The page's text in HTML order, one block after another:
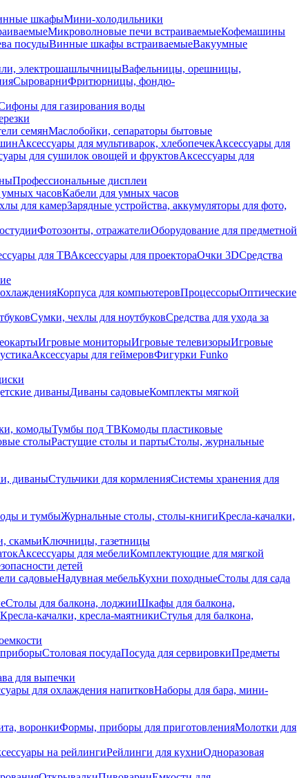
шкафыМини-холодильники
Микроволновые печи встраиваемыеКофемашины
посудыВинные шкафы встраиваемыеВакуумные
электрошашлычницыВафельницы, орешницы,
СыроварниФритюрницы, фондю-
для газирования воды
семянМаслобойки, сепараторы бытовые
Аксессуары для мультиварок, хлебопечекАксессуары для
для сушилок овощей и фруктовАксессуары для
Профессиональные дисплеи
часовКабели для умных часов
для камерЗарядные устройства, аккумуляторы для фото,
Фотозонты, отражателиОборудование для предметной
для ТВАксессуары для проектораОчки 3DСредства
Корпуса для компьютеровПроцессорыОптические
Сумки, чехлы для ноутбуковСредства для ухода за
Игровые мониторыИгровые телевизорыИгровые
Аксессуары для геймеровФигурки Funko
диваныДиваны садовыеКомплекты мягкой
комодыТумбы под ТВКомоды пластиковые
столыРастущие столы и партыСтолы, журнальные
диваныСтульчики для кормленияСистемы хранения для
и тумбыЖурнальные столы, столы-книгиКресла-качалки,
скамьиКлючницы, газетницы
Аксессуары для мебелиКомплектующие для мягкой
детей
садовыеНадувная мебельКухни походныеСтолы для сада
Столы для балкона, лоджииШкафы для балкона,
Кресла-качалки, кресла-маятникиСтулья для балкона,
Столовая посудаПосуда для сервировкиПредметы
для выпечки
для охлаждения напитковНаборы для бара, мини-
воронкиФормы, приборы для приготовленияМолотки для
на рейлингиРейлинги для кухниОдноразовая